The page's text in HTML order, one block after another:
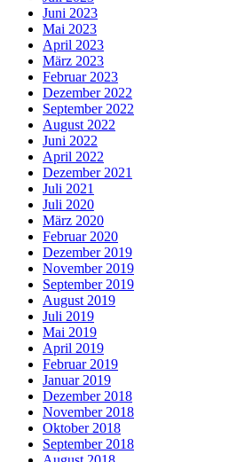
Juni 2023
Mai 2023
April 2023
März 2023
Februar 2023
Dezember 2022
September 2022
August 2022
Juni 2022
April 2022
Dezember 2021
Juli 2021
Juli 2020
März 2020
Februar 2020
Dezember 2019
November 2019
September 2019
August 2019
Juli 2019
Mai 2019
April 2019
Februar 2019
Januar 2019
Dezember 2018
November 2018
Oktober 2018
September 2018